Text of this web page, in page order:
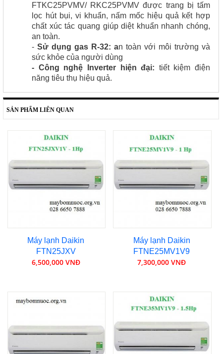
FTKC25PVMV/ RKC25PVMV được trang bị tấm
lọc hút bụi, vi khuẩn, nấm mốc hiệu quả kết hợp
chất xúc tác quang giúp diệt khuẩn nhanh chóng,
an toàn.
-Sử dụng gas R-32: an toàn với môi trường và
sức khỏe của người dùng
- Công nghệ Inverter hiện đại: tiết kiệm điện
năng tiêu thụ hiệu quả.
SẢN PHẨM LIÊN QUAN
Máy lạnh Daikin
FTN25JXV
6,500,000 VNĐ
Máy lạnh Daikin
FTNE25MV1V9
7,300,000 VNĐ